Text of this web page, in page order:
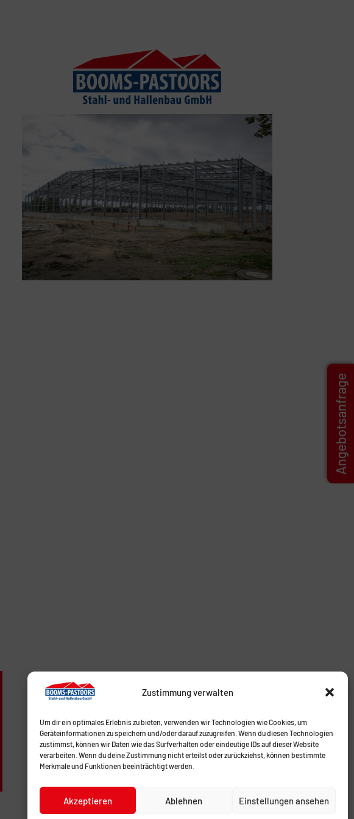
Zustimmung verwalten
Um dir ein optimales Erlebnis zu bieten, verwenden wir Technologien wie Cookies, um
Geräteinformationen zu speichern und/oder darauf zuzugreifen. Wenn du diesen Technologien
zustimmst, können wir Daten wie das Surfverhalten oder eindeutige IDs auf dieser Website
verarbeiten. Wenn du deine Zustimmung nicht erteilst oder zurückziehst, können bestimmte
Merkmale und Funktionen beeinträchtigt werden.
Akzeptieren Ablehnen Einstellungen ansehen
Angebotsanfrage